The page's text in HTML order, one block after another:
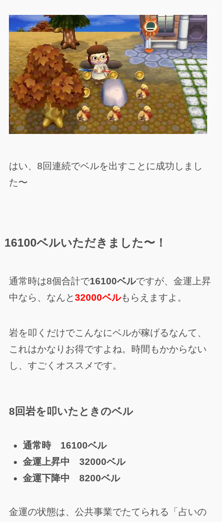
はい、8回連続でベルを出すことに成功しまし
た〜
16100ベルいただきました〜！
通常時は8個合計で16100ベルですが、金運上昇
中なら、なんと32000ベルもらえますよ。
岩を叩くだけでこんなにベルが稼げるなんて、
これはかなりお得ですよね。時間もかからない
し、すごくオススメです。
8回岩を叩いたときのベル
通常時 16100ベル
金運上昇中 32000ベル
金運下降中 8200ベル
金運の状態は、公共事業でたてられる「占いの